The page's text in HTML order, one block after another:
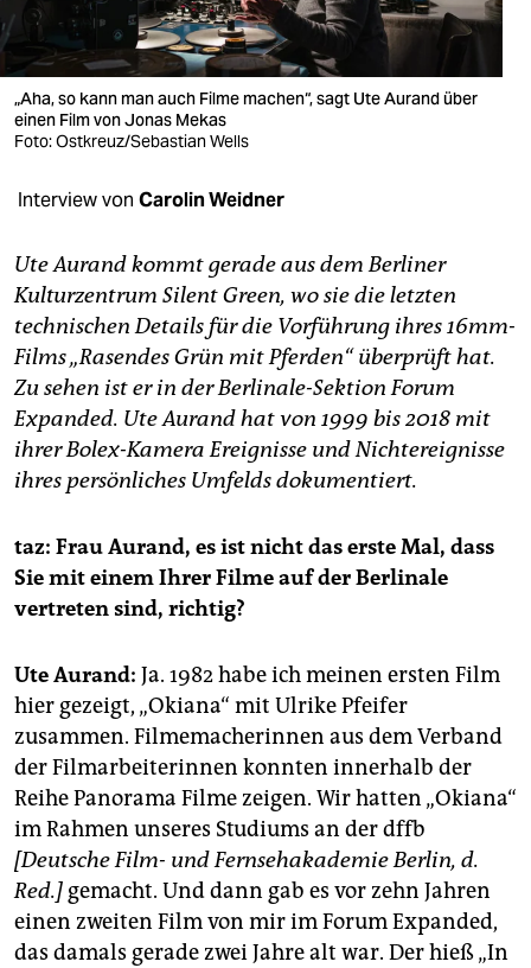
wahrheit
verlag
verlag
shop
fragen & hilfe
unterstützen
abo
genossenschaft
epaper login
„Aha, so kann man auch Filme machen“, sagt Ute Aurand über
einen Film von Jonas Mekas
Foto: Ostkreuz/Sebastian Wells
Interview von Carolin Weidner
Ute Aurand kommt gerade aus dem Berliner
Kulturzentrum Silent Green, wo sie die letzten
technischen Details für die Vorführung ihres 16mm-
Films „Rasendes Grün mit Pferden“ überprüft hat.
Zu sehen ist er in der Berlinale-Sektion Forum
Expanded. Ute Aurand hat von 1999 bis 2018 mit
ihrer Bolex-Kamera Ereignisse und Nichtereignisse
ihres persönliches Umfelds dokumentiert.
taz: Frau Aurand, es ist nicht das erste Mal, dass
Sie mit einem Ihrer Filme auf der Berlinale
vertreten sind, richtig?
Ute Aurand: Ja. 1982 habe ich meinen ersten Film
hier gezeigt, ­„Okiana“ mit Ulrike Pfeifer
zusammen. Filmemacherinnen aus dem Verband
der Filmarbeiterinnen konnten innerhalb der
Reihe Panorama Filme zeigen. Wir hatten „Okiana“
im Rahmen unseres Studiums an der dffb
[Deutsche Film- und Fernsehakademie Berlin, d.
Red.] gemacht. Und dann gab es vor zehn Jahren
einen zweiten Film von mir im Forum Expanded,
das damals gerade zwei Jahre alt war. Der hieß „In